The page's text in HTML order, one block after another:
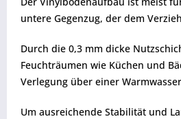
untere Gegenzug, der dem
Durch die 0,3 mm dicke
Feuchträumen wie Küchen und
Verlegung über einer
Um ausreichende Stabilität und